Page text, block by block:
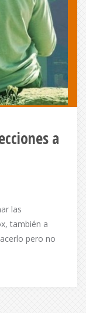
a
las
también a
pero no